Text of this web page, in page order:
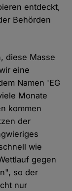
entdeckt,
Behörden
diese Masse
eine
Namen 'EG
Monate
kommen
der
wie
gegen
so der
nur